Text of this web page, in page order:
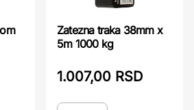
Zatezna traka 38mm x
5m 1000 kg
1.007,00 RSD